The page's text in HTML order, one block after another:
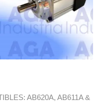
AB620A, AB611A &